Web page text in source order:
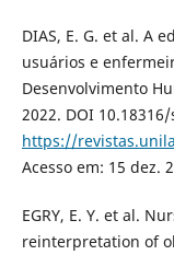
DIAS, E. G. et al. A
usuários e
Desenvolvimento
2022. DOI
https://
Acesso em: 15 dez.
EGRY, E. Y. et al.
reinterpretation of